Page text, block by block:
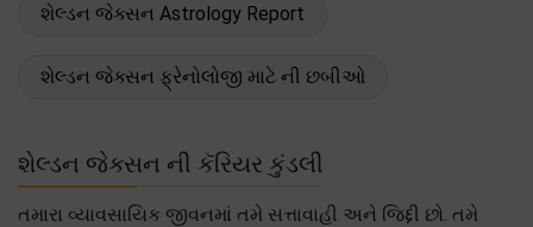
શેલ્ડન જેક્સન Astrology Report
શેલ્ડન જેક્સન ફ્રેનોલોજી માટે ની છબીઓ
શેલ્ડન જેક્સન ની કૅરિયર કુંડલી
તમારા વ્યાવસાયિક જીવનમાં તમે સત્તાવાહી અને જિદ્દી છો. તમે